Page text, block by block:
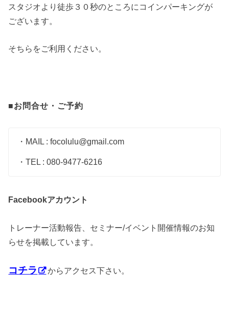
スタジオより徒歩３０秒のところにコインパーキングが
ございます。
そちらをご利用ください。
■お問合せ・ご予約
・MAIL : focolulu@gmail.com
・TEL : 080-9477-6216
Facebookアカウント
トレーナー活動報告、セミナー/イベント開催情報のお知
らせを掲載しています。
コチラ からアクセス下さい。